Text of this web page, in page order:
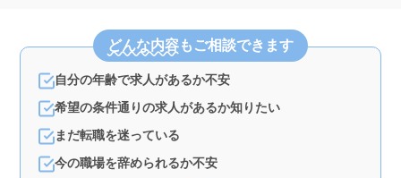
どんな内容もご相談できます
自分の年齢で求人があるか不安
希望の条件通りの求人があるか知りたい
まだ転職を迷っている
今の職場を辞められるか不安